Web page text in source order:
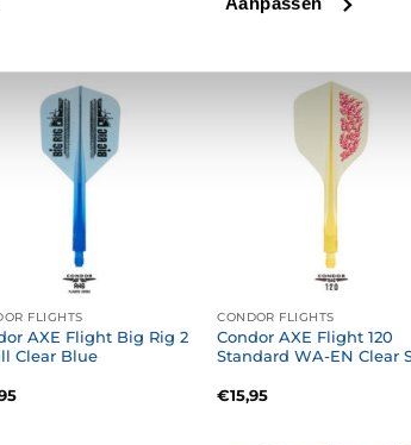
16,95
FLIGHTS
AXE Flight Big Rig 2
Clear Blue
CONDOR FLIGHTS
Condor AXE Flight 120
Standard WA-EN Clear
€15,95